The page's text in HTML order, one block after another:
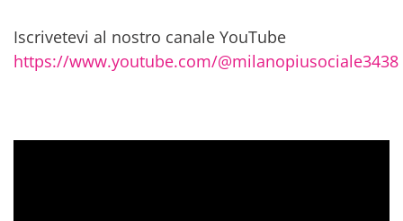
Iscrivetevi al nostro canale YouTube
https://www.youtube.com/@milanopiusociale3438